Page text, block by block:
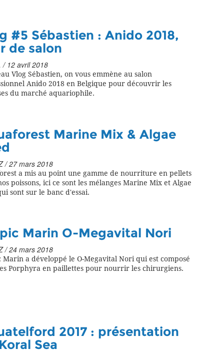
#5 Sébastien : Anido 2018,
de salon
/ 12 avril 2018
Vlog Sébastien, on vous emmène au salon
Anido 2018 en Belgique pour découvrir les
du marché aquariophile.
Marine Mix & Algae
/ 27 mars 2018
a mis au point une gamme de nourriture en pellets
poissons, ici ce sont les mélanges Marine Mix et Algae
sont sur le banc d'essai.
Marin O-Megavital Nori
/ 24 mars 2018
Marin a développé le O-Megavital Nori qui est composé
Porphyra en paillettes pour nourrir les chirurgiens.
2017 : présentation
Sea